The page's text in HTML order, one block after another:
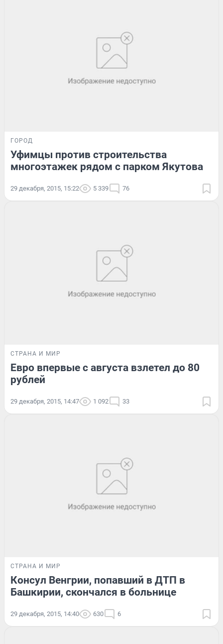
ГОРОД
Уфимцы против строительства
многоэтажек рядом с парком Якутова
29 декабря, 2015, 15:22 5 339 76
СТРАНА И МИР
Евро впервые с августа взлетел до 80
рублей
29 декабря, 2015, 14:47 1 092 33
СТРАНА И МИР
Консул Венгрии, попавший в ДТП в
Башкирии, скончался в больнице
29 декабря, 2015, 14:40 630 6